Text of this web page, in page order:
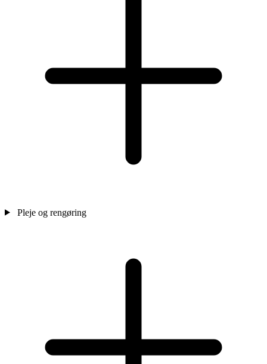
Pleje og rengøring